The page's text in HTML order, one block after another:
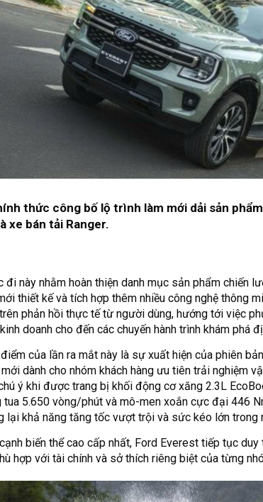
thức công bố lộ trình làm mới dải sản
xe bán tải Ranger.
đi này nhằm hoàn thiện danh mục sản phẩm chiến
thiết kế và tích hợp thêm nhiều công nghệ thông
phản hồi thực tế từ người dùng, hướng tới việc
doanh cho đến các chuyến hành trình khám phá
của lần ra mắt này là sự xuất hiện của phiên
dành cho nhóm khách hàng ưu tiên trải nghiệm
ý khi được trang bị khối động cơ xăng 2.3L
tua 5.650 vòng/phút và mô-men xoắn cực đại 446
lại khả năng tăng tốc vượt trội và sức kéo lớn trong
biến thể cao cấp nhất, Ford Everest tiếp tục
hợp với tài chính và sở thích riêng biệt của từng